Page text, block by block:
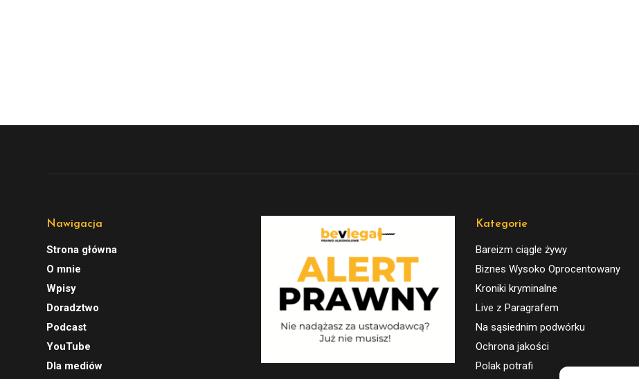
Nawigacja
Strona główna
O mnie
Wpisy
Doradztwo
Podcast
YouTube
Dla mediów
Kategorie
Bareizm ciągle żywy
Biznes Wysoko Oprocentowany
Kroniki kryminalne
Live z Paragrafem
Na sąsiednim podwórku
Ochrona jakości
Polak potrafi